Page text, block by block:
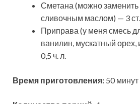
Сметана (можно
сливочным маслом) — 3
Приправа (у меня смесь
ванилин, мускатный
0,5 ч. л.
Время приготовления: 50 минут